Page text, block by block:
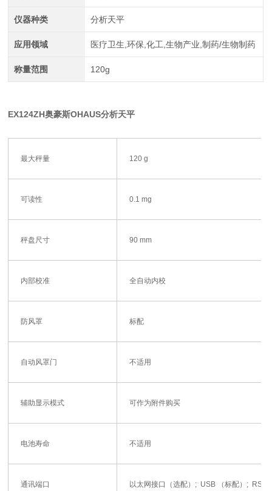
仪器种类 分析天平
应用领域 医疗卫生,环保,化工,生物产业,制药/生物制药
称量范围 120g
EX124ZH奥豪斯OHAUS分析天平
最大秤量 120 g
可读性 0.1 mg
秤盘尺寸 90 mm
内部校准 全自动内校
防风罩 标配
自动风罩门 不适用
辅助显示模式 可作为附件购买
电池寿命 不适用
通讯端口 以太网接口（选配）; USB （标配）;